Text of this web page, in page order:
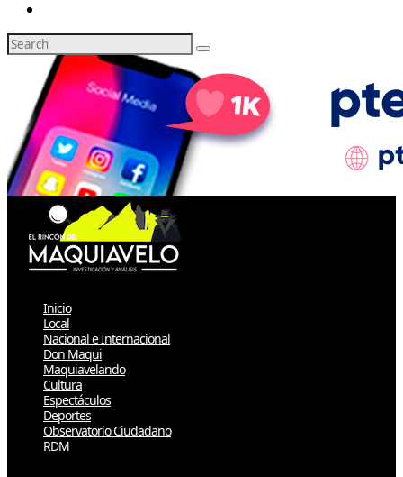
Inicio
Local
Nacional e Internacional
Don Maqui
Maquiavelando
Cultura
Espectáculos
Deportes
Observatorio Ciudadano
RDM